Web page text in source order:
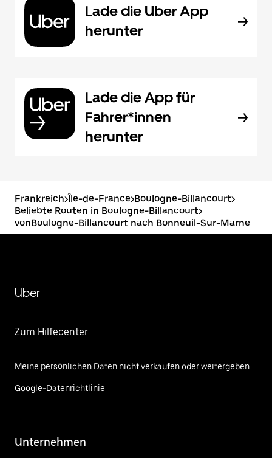
Lade die Uber App
herunter
Lade die App für
Fahrer*innen
herunter
Frankreich>Île-de-France>Boulogne-Billancourt>
Beliebte Routen in Boulogne-Billancourt>
vonBoulogne-Billancourt nach Bonneuil-Sur-Marne
Uber
Zum Hilfecenter
Meine persönlichen Daten nicht verkaufen oder weitergeben
Google-Datenrichtlinie
Unternehmen